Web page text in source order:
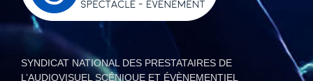
SYNDICAT NATIONAL DES PRESTATAIRES DE
L’AUDIOVISUEL SCÉNIQUE ET ÉVÈNEMENTIEL